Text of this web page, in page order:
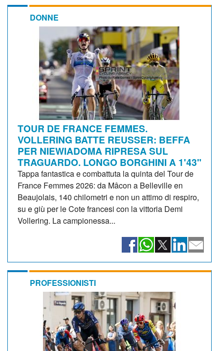
DONNE
TOUR DE FRANCE FEMMES.
VOLLERING BATTE REUSSER: BEFFA
PER NIEWIADOMA RIPRESA SUL
TRAGUARDO. LONGO BORGHINI A 1'43"
Tappa fantastica e combattuta la quinta del Tour de
France Femmes 2026: da Mâcon a Belleville en
Beaujolais, 140 chilometri e non un attimo di respiro,
su e giù per le Cote francesi con la vittoria Demi
Vollering. La campionessa...
PROFESSIONISTI